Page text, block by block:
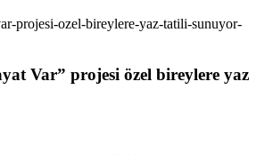
Var” projesi özel bireylere yaz